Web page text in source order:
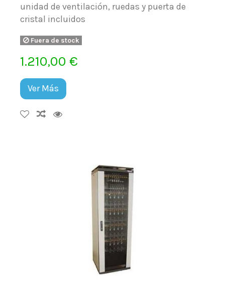
unidad de ventilación, ruedas y puerta de
cristal incluidos
Fuera de stock
1.210,00 €
Ver Más